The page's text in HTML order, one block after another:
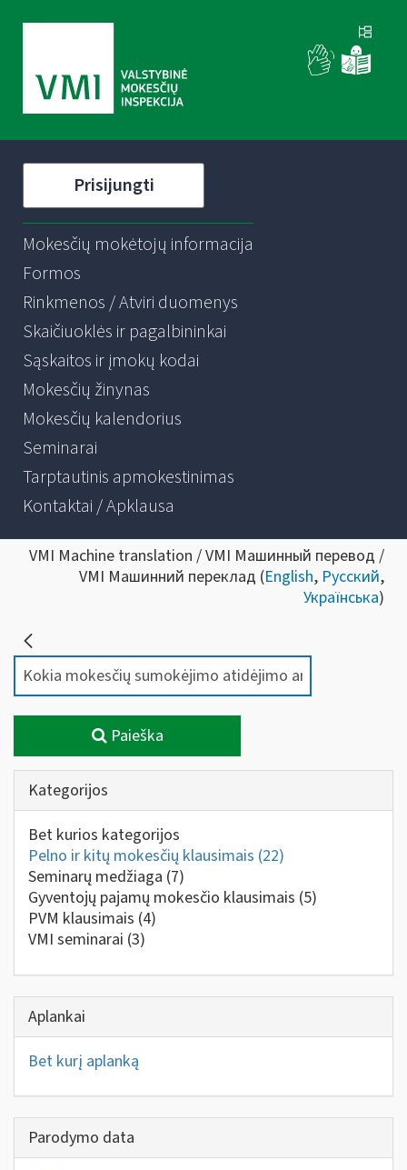
Prisijungti
Mokesčių mokėtojų informacija
Formos
Rinkmenos / Atviri duomenys
Skaičiuoklės ir pagalbininkai
Sąskaitos ir įmokų kodai
Mokesčių žinynas
Mokesčių kalendorius
Seminarai
Tarptautinis apmokestinimas
Kontaktai / Apklausa
VMI Machine translation / VMI Машинный перевод /
VMI Машинний переклад (English, Русский,
Українська)
Paieška
Kategorijos
Bet kurios kategorijos
Pelno ir kitų mokesčių klausimais (22)
Seminarų medžiaga (7)
Gyventojų pajamų mokesčio klausimais (5)
PVM klausimais (4)
VMI seminarai (3)
Aplankai
Bet kurį aplanką
Parodymo data